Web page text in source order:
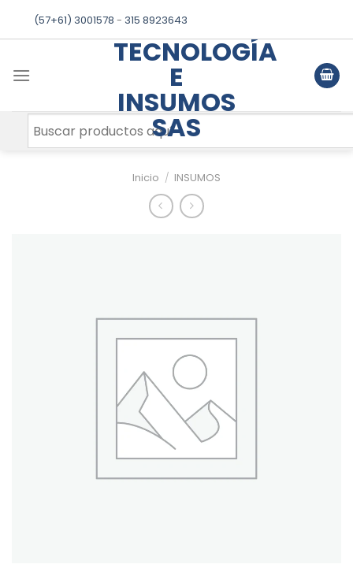
(57+61) 3001578 - 315 8923643
TECNOLOGÍA
E
INSUMOS
SAS
Inicio / INSUMOS